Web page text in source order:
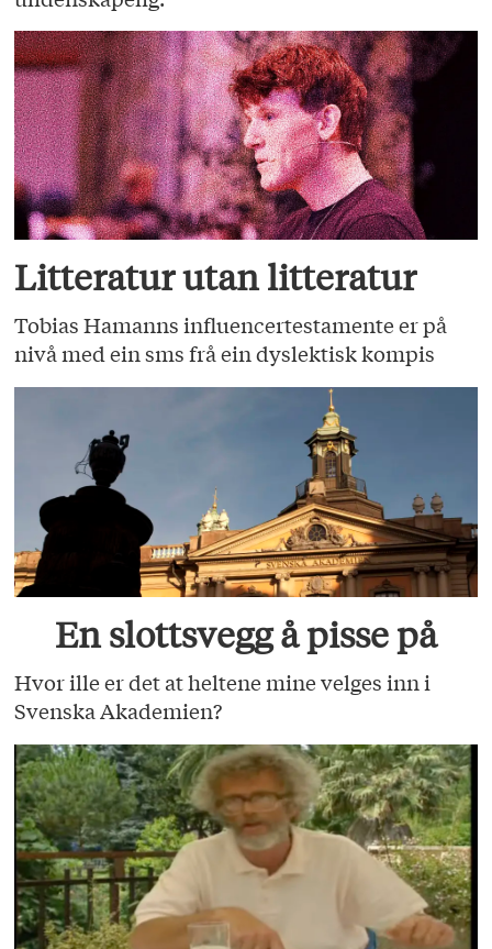
Litteratur utan litteratur
Tobias Hamanns influencertestamente er på
nivå med ein sms frå ein dyslektisk kompis
En slottsvegg å pisse på
Hvor ille er det at heltene mine velges inn i
Svenska Akademien?